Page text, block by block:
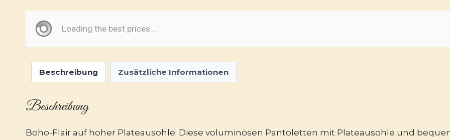
Beschreibung Zusätzliche Informationen
Beschreibung
Boho-Flair auf hoher Plateausohle: Diese voluminösen Pantoletten mit Plateausohle und